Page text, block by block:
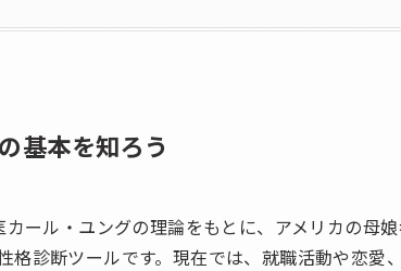
基本を知ろう
ール・ユングの理論をもとに、アメリカの母
格診断ツールです。現在では、就職活動や恋愛